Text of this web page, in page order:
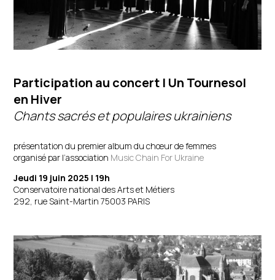
Participation au concert | Un Tournesol
en Hiver
Chants sacrés et populaires ukrainiens
présentation du premier album du chœur de femmes
organisé par l’association Music Chain For Ukraine
Jeudi 19 juin 2025 | 19h
Conservatoire national des Arts et Métiers
292, rue Saint-Martin 75003 PARIS